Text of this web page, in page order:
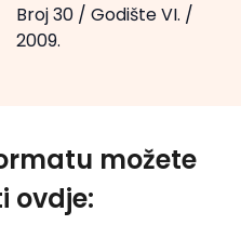
Broj 30/ Godište VI. /
2009.
možete
ovdje: